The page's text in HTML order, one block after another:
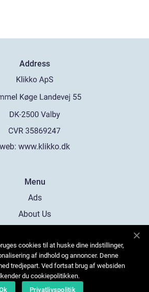
Address
web: www.klikko.dk
Menu
Ads
About Us
Contact
Sitemap
cookies til at huske dine indstillinger,
af indhold og annoncer. Denne
tredjepart. Ved fortsat brug af websiden
du cookiepolitikken.
Privatlivspolitik